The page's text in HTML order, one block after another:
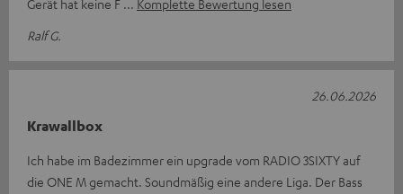
Gerät hat keine F
Komplette Bewertung lesen
Ralf G.
Krawallbox
Ich habe im Badezimmer ein upgrade vom RADIO 3SIXTY auf
die ONE M gemacht. Soundmäßig eine andere Liga. Der Bass
26.06.2026